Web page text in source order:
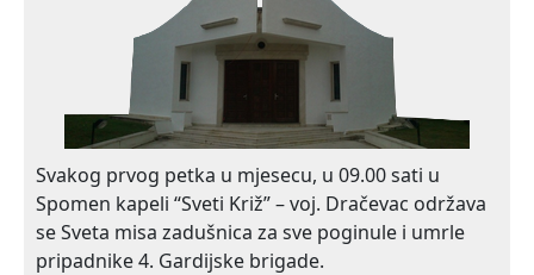
Svakog prvog petka u mjesecu, u 09.00 sati u
Spomen kapeli “Sveti Križ” – voj. Dračevac održava
se Sveta misa zadušnica za sve poginule i umrle
pripadnike 4. Gardijske brigade.